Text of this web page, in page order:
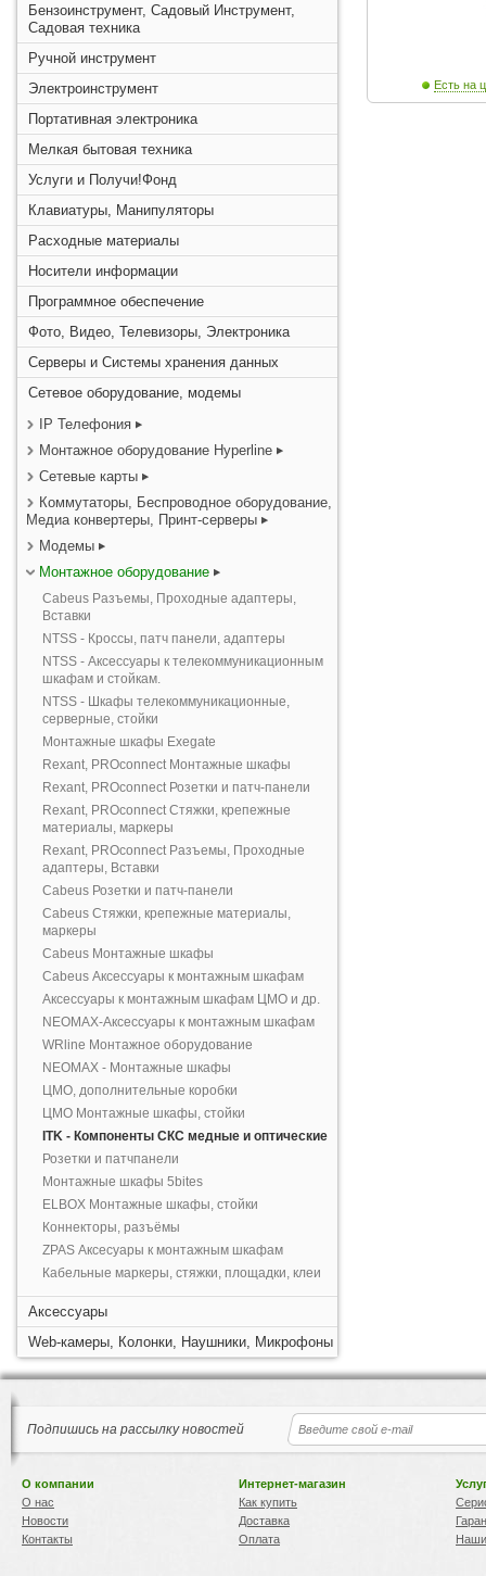
Бензоинструмент, Садовый Инструмент,
Садовая техника
Ручной инструмент
Электроинструмент
Портативная электроника
Мелкая бытовая техника
Услуги и Получи!Фонд
Клавиатуры, Манипуляторы
Расходные материалы
Носители информации
Программное обеспечение
Фото, Видео, Телевизоры, Электроника
Серверы и Системы хранения данных
Сетевое оборудование, модемы
IP Телефония
Монтажное оборудование Hyperline
Сетевые карты
Коммутаторы, Беспроводное оборудование,
Медиа конвертеры, Принт-серверы
Модемы
Монтажное оборудование
Cabeus Разъемы, Проходные адаптеры,
Вставки
NTSS - Кроссы, патч панели, адаптеры
NTSS - Аксессуары к телекоммуникационным
шкафам и стойкам.
NTSS - Шкафы телекоммуникационные,
серверные, стойки
Монтажные шкафы Exegate
Rexant, PROconnect Монтажные шкафы
Rexant, PROconnect Розетки и патч-панели
Rexant, PROconnect Стяжки, крепежные
материалы, маркеры
Rexant, PROconnect Разъемы, Проходные
адаптеры, Вставки
Cabeus Розетки и патч-панели
Cabeus Стяжки, крепежные материалы,
маркеры
Cabeus Монтажные шкафы
Cabeus Аксессуары к монтажным шкафам
Аксессуары к монтажным шкафам ЦМО и др.
NEOMAX-Аксессуары к монтажным шкафам
WRline Монтажное оборудование
NEOMAX - Монтажные шкафы
ЦМО, дополнительные коробки
ЦМО Монтажные шкафы, стойки
ITK - Компоненты СКС медные и оптические
Розетки и патчпанели
Монтажные шкафы 5bites
ELBOX Монтажные шкафы, стойки
Коннекторы, разъёмы
ZPAS Аксесуары к монтажным шкафам
Кабельные маркеры, стяжки, площадки, клеи
Аксессуары
Web-камеры, Колонки, Наушники, Микрофоны
Есть на
Подпишись на рассылку новостей
О компании
О нас
Новости
Контакты
Интернет-магазин
Как купить
Доставка
Оплата